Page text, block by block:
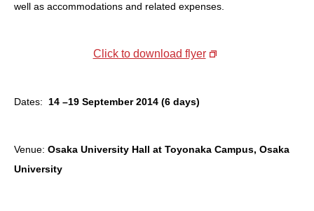
well as accommodations and related expenses.
Click to download flyer
Dates: 14 –19 September 2014 (6 days)
Venue: Osaka University Hall at Toyonaka Campus, Osaka
University